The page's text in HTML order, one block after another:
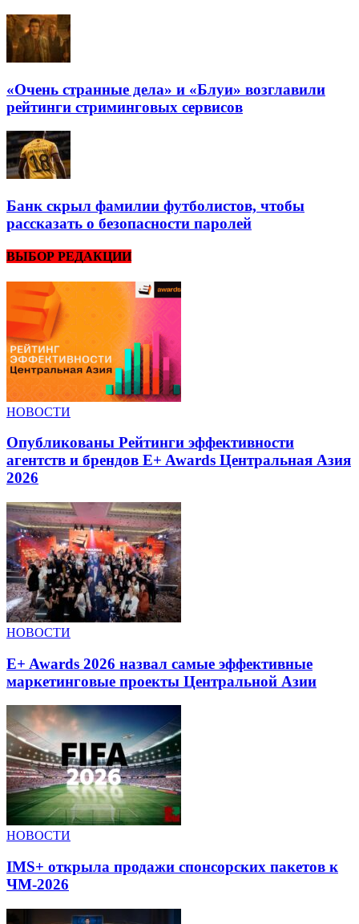
«Очень странные дела» и «Блуи» возглавили
рейтинги стриминговых сервисов
Банк скрыл фамилии футболистов, чтобы
рассказать о безопасности паролей
ВЫБОР РЕДАКЦИИ
НОВОСТИ
Опубликованы Рейтинги эффективности
агентств и брендов E+ Awards Центральная Азия
2026
НОВОСТИ
E+ Awards 2026 назвал самые эффективные
маркетинговые проекты Центральной Азии
НОВОСТИ
IMS+ открыла продажи спонсорских пакетов к
ЧМ-2026